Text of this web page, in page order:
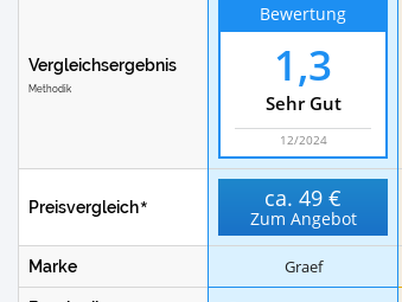
Vergleichsergebnis
Methodik
Bewertung
1,3
Sehr Gut
12/2024
Preisvergleich ca.49 €
Zum Angebot
Marke Graef